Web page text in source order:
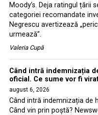
Moody’s. Deja ratingul țării
categoriei recomandate
Negrescu avertizează
urmează”.
Valeria Cupă
Când intră indemnizația
oficial. Ce sume vor fi
august 6, 2026
Când intră indemnizația de
Când vin prin poștă?